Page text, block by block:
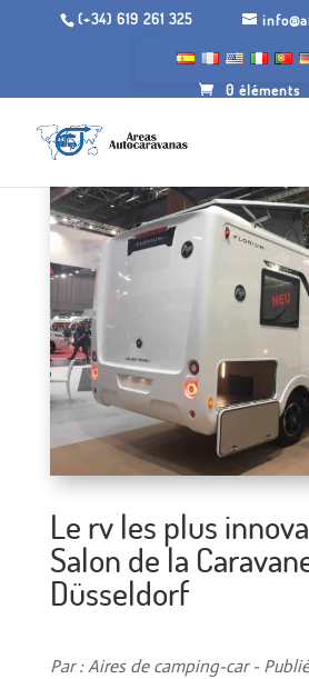
(+34) 619 261 325
0 éléments
Le rv les plus
Salon de la
Düsseldorf
Par : Aires de camping-car -